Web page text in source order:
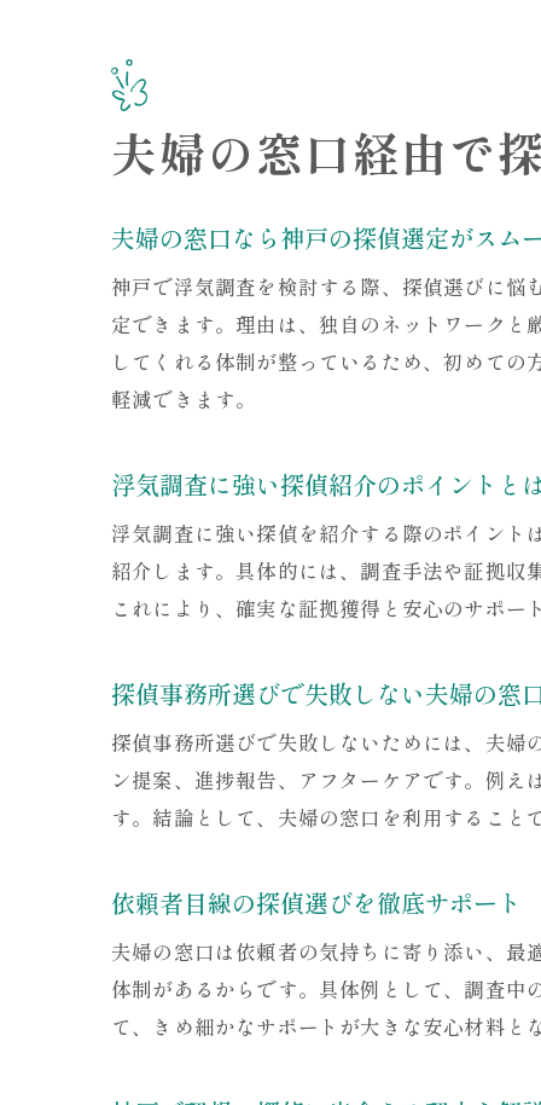
夫婦の窓口経由で
夫婦の窓口なら神戸の探偵選定がスム
神戸で浮気調査を検討する際、探偵選びに悩
定できます。理由は、独自のネットワークと
してくれる体制が整っているため、初めて
軽減できます。
浮気調査に強い探偵紹介のポイントと
浮気調査に強い探偵を紹介する際のポイント
紹介します。具体的には、調査手法や証拠収
これにより、確実な証拠獲得と安心のサポー
探偵事務所選びで失敗しない夫婦の窓
探偵事務所選びで失敗しないためには、夫婦
ン提案、進捗報告、アフターケアです。例
す。結論として、夫婦の窓口を利用すること
依頼者目線の探偵選びを徹底サポート
夫婦の窓口は依頼者の気持ちに寄り添い、
体制があるからです。具体例として、調査中
て、きめ細かなサポートが大きな安心材料と